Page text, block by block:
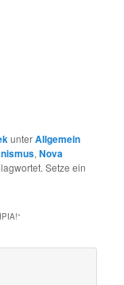
unterAllgemein
,Nova
Setze ein
“